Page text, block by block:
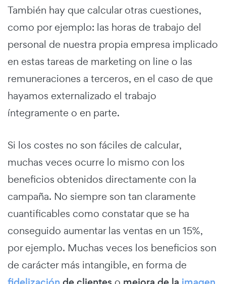
También hay que calcular otras cuestiones,
como por ejemplo: las horas de trabajo del
personal de nuestra propia empresa implicado
en estas tareas de marketing on line o las
remuneraciones a terceros, en el caso de que
hayamos externalizado el trabajo
íntegramente o en parte.
Si los costes no son fáciles de calcular,
muchas veces ocurre lo mismo con los
beneficios obtenidos directamente con la
campaña. No siempre son tan claramente
cuantificables como constatar que se ha
conseguido aumentar las ventas en un 15%,
por ejemplo. Muchas veces los beneficios son
de carácter más intangible, en forma de